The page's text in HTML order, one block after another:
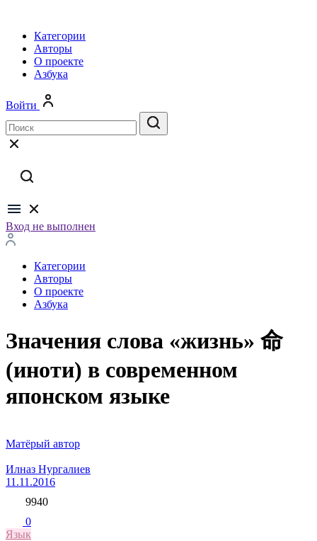
Категории
Авторы
О проекте
Азбука
Войти
Вход не выполнен
Категории
Авторы
О проекте
Азбука
Значения слова «жизнь» 命
(иноти) в современном
японском языке
Матёрый автор
Илназ Нургалиев
11.11.2016
9940
0
Язык